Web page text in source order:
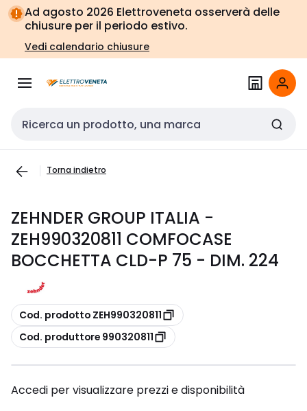
Vai alla
navigazione
Vai
alla
pagina
Ad agosto 2026 Elettroveneta osserverà delle
chiusure per il periodo estivo.
Vedi calendario chiusure
Cerca input
Torna indietro
ZEHNDER GROUP ITALIA -
ZEH990320811 COMFOCASE
BOCCHETTA CLD-P 75 - DIM. 224
copia
Cod. prodotto ZEH990320811
copia
Cod. produttore 990320811
Accedi per visualizzare prezzi e disponibilità